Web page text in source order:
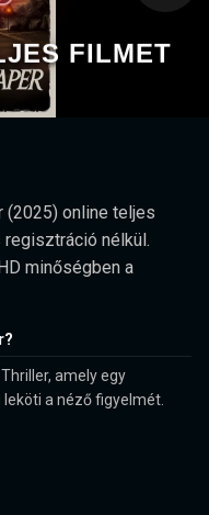
FILMET
(2025) online teljes
nélkül.
minőségben a
amely egy
a néző figyelmét.